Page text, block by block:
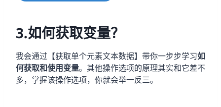
3.如何获取变量？
我会通过【获取单个元素文本数据】带你一步步学习如
何获取和使用变量。其他操作选项的原理其实和它差不
多，掌握该操作选项，你就会举一反三。